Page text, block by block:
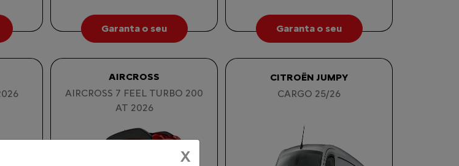
Garanta o seu Garanta o seu
AIRCROSS
AIRCROSS 7 FEEL TURBO 200
AT 2026
CITROËN JUMPY
CARGO 25/26
X